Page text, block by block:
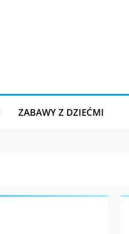
ZABAWY Z DZIEĆMI